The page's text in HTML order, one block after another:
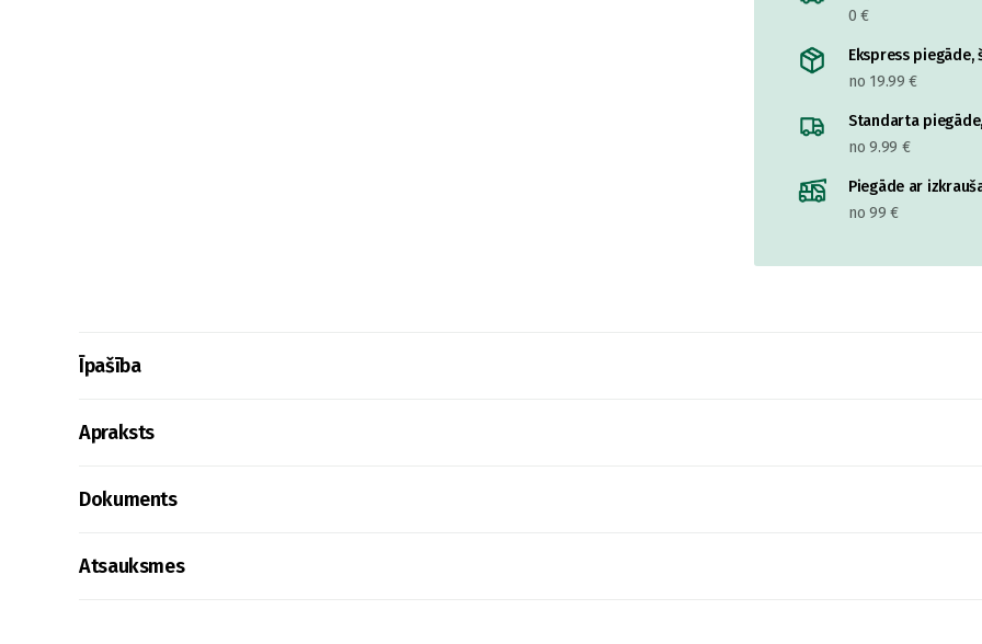
0 €
Ekspress
no 19.99 €
Standarta
no 9.99 €
Piegāde ar
no 99 €
Īpašība
Apraksts
Dokuments
Atsauksmes